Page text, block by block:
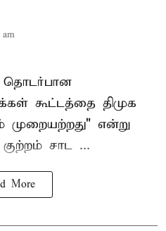
தொடர்பான
கூட்டத்தை திமுக
முறையற்றது" என்று
சாட ...
More